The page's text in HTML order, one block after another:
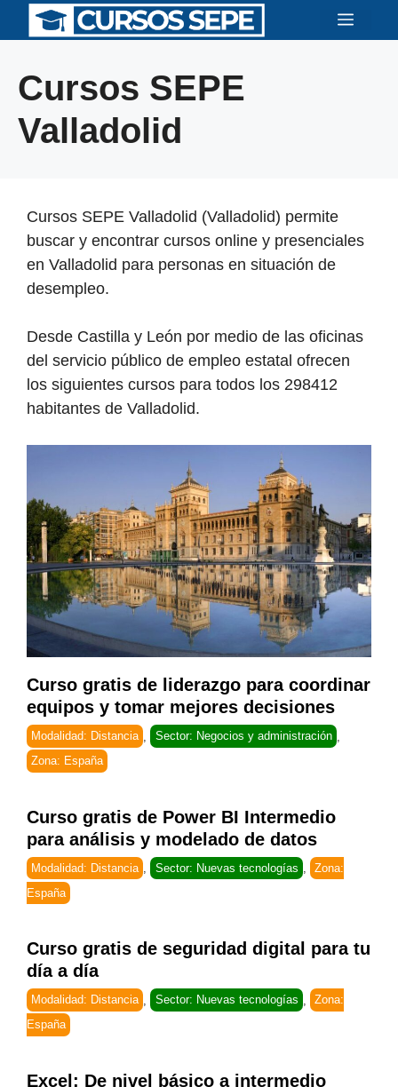
Saltar
Menú
Cursos SEPE
Valladolid
Cursos SEPE Valladolid (Valladolid) permite
buscar y encontrar cursos online y presenciales
en Valladolid para personas en situación de
desempleo.
Desde Castilla y León por medio de las oficinas
del servicio público de empleo estatal ofrecen
los siguientes cursos para todos los 298412
habitantes de Valladolid.
Curso gratis de liderazgo para coordinar
equipos y tomar mejores decisiones
Modalidad: Distancia Sector: Negocios y administración
Zona: España
Curso gratis de Power BI Intermedio
para análisis y modelado de datos
Modalidad: Distancia , Sector: Nuevas tecnologías ,
Zona:
España
Curso gratis de seguridad digital para tu
día a día
Modalidad: Distancia Sector: Nuevas tecnologías
Zona:
España
Excel: De nivel básico a intermedio